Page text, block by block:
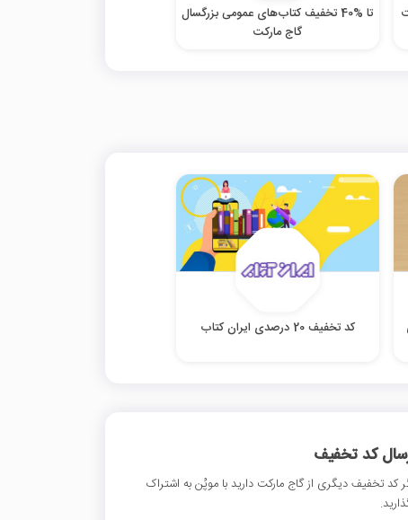
تا %40 تخفیف کتاب‌های عمومی بزرگسال
گاج مارکت
کد تخفیف 20 درصدی ایران کتاب
کد تخفیف
کد تخفیف دیگری از گاج مارکت دارید با موپُن به اشتراک